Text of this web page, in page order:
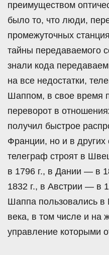
преимуществом
было то, что люди,
промежуточных
тайны передаваемого
знали кода
на все недостатки,
Шаппом, в свое время
переворот в
получил быстрое
Франции, но и в других
телеграф строят в
в 1796 г., в Дании — в
1832 г., в Австрии — в
Шаппа пользовались в
века, в том числе и на
управление которыми